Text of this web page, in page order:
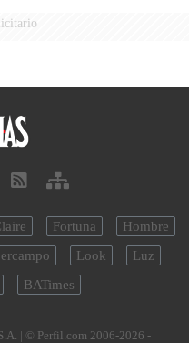
Fortuna
Hombre
Look
Luz
BATimes
| © Perfil.com 2006-2026 -